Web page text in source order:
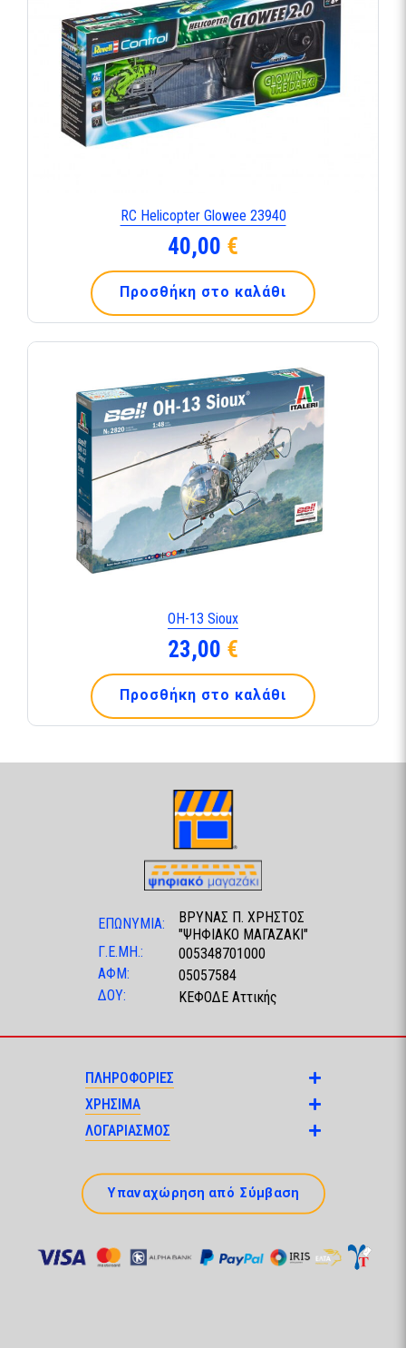
RC Helicopter Glowee 23940
40,00 €
Προσθήκη στο καλάθι
OH-13 Sioux
23,00 €
Προσθήκη στο καλάθι
ΕΠΩΝΥΜΙΑ:
ΒΡΥΝΑΣ Π. ΧΡΗΣΤΟΣ
"ΨΗΦΙΑΚΟ ΜΑΓΑΖΑΚΙ"
Γ.Ε.ΜΗ.:
005348701000
ΑΦΜ:
05057584
ΔΟΥ:
ΚΕΦΟΔΕ Αττικής
ΠΛΗΡΟΦΟΡΙΕΣ
ΧΡΗΣΙΜΑ
ΛΟΓΑΡΙΑΣΜΟΣ
Υπαναχώρηση από Σύμβαση